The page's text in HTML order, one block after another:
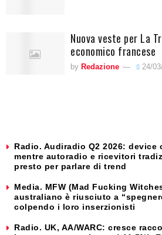
Nuova veste per La
economico francese
by Redazione 24/
Radio. Audiradio Q2 2026: device
mentre autoradio e ricevitori
presto per parlare di trend
Media. MFW (Mad Fucking
australiano è riusciuto a
colpendo i loro inserzionisti
Radio. UK, AA/WARC: cresce